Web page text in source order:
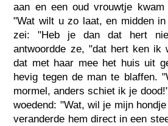
aan en een oud vrouwtje
"Wat wilt u zo laat, en midden in
zei: "Heb je dan dat hert
antwoordde ze, "dat hert ken ik
dat met haar mee het huis uit
hevig tegen de man te blaffen.
mormel, anders schiet ik je
woedend: "Wat, wil je mijn
veranderde hem direct in een